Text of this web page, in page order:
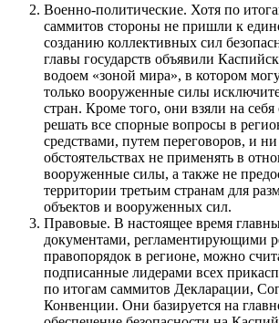
Военно-политические. Хотя по
саммитов стороны не пришли к
созданию коллективных сил
главы государств объявили
водоем «зоной мира», в котором
только вооруженные силы
стран. Кроме того, они взяли на себя
решать все спорные вопросы в
средствами, путем переговоров, и
обстоятельствах не применять в
вооруженные силы, а также не
территории третьим странам для
объектов и вооруженных сил.
Правовые. В настоящее время
документами, регламентирующими
правопорядок в регионе, можно
подписанные лидерами всех
по итогам саммитов Декларации,
Конвенции. Они базируется на